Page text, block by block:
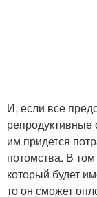
И, если все
репродуктивные
им придется
потомства. В
который будет
то он сможет